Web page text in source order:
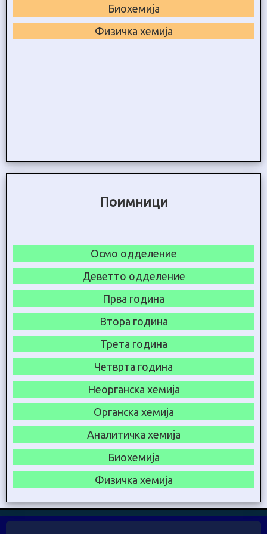
Биохемија
Физичка хемија
Поимници
Осмо одделение
Деветто одделение
Прва година
Втора година
Трета година
Четврта година
Неорганска хемија
Органска хемија
Аналитичка хемија
Биохемија
Физичка хемија